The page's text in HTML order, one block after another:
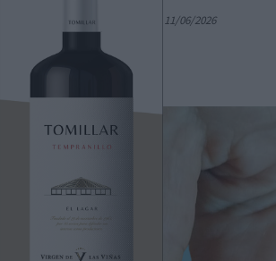
Por Colaborador 11/06/2026